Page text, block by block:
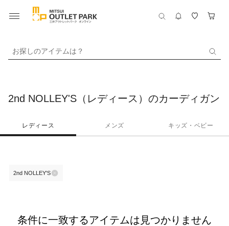
お探しのアイテムは？
2nd NOLLEY'S（レディース）のカーディガン
レディース メンズ キッズ・ベビー
2nd NOLLEY'S
条件に一致するアイテムは見つかりません